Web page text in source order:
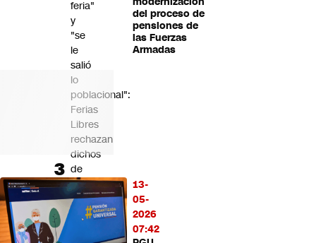
del proceso de
pensiones de
las Fuerzas
Armadas
13-
05-
2026
07:42
feria"
y
"se
le
salió
lo
poblacional":
Ferias
Libres
rechazan
dichos
de
Camila
Flores